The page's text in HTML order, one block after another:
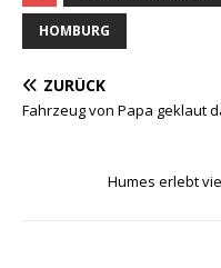
HOMBURG
ZURÜCK
Fahrzeug von Papa geklaut
Humes erlebt